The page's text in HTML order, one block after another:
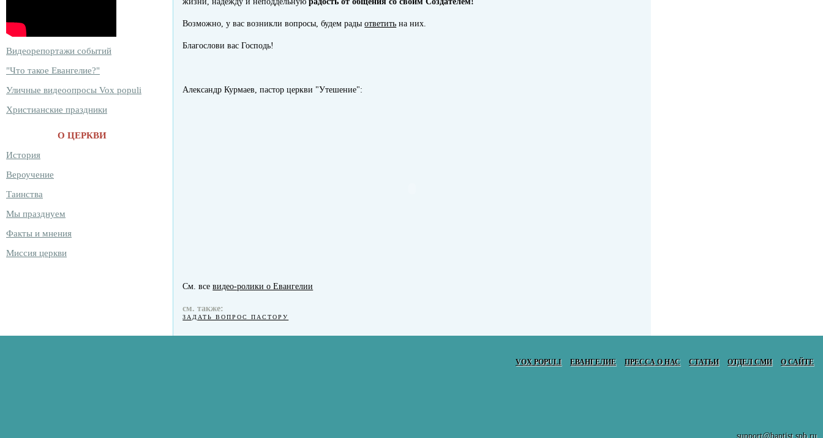
Видеорепортажи событий
"Что такое Евангелие?"
Уличные видеоопросы Vox populi
Христианские праздники
О ЦЕРКВИ
История
Вероучение
Таинства
Мы празднуем
Факты и мнения
Миссия церкви
Возможно, у вас возникли вопросы, будем радыответить на них.
Благослови вас Господь!
Александр Курмаев, пастор церкви "Утешение":
См. всевидео-ролики о Евангелии
см. также:
ЗАДАТЬ ВОПРОС ПАСТОРУ
VOX POPULI ЕВАНГЕЛИЕ ПРЕССА О НАС СТАТЬИ ОТДЕЛ СМИ О САЙТЕ
support@baptist.spb.ru